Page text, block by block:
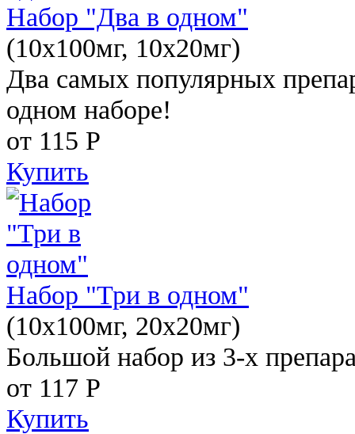
Набор "Два в одном"
(10x100мг, 10x20мг)
Два самых популярных
одном наборе!
от 115 Р
Купить
Набор "Три в одном"
(10x100мг, 20x20мг)
Большой набор из 3-х
от 117 Р
Купить